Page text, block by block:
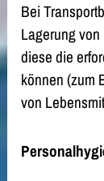
Bei
Lagerung
diese die
können (zum
von